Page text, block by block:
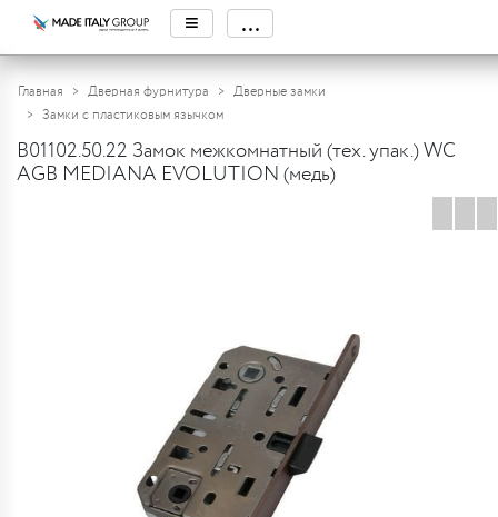
≡ ...
Главная Дверная фурнитура
Дверные замки
Замки с пластиковым язычком
B01102.50.22 Замок межкомнатный (тех. упак.) WC
AGB MEDIANA EVOLUTION (медь)